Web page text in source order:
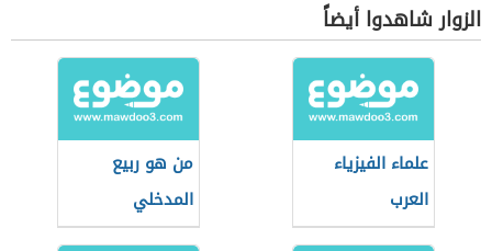
الزوار شاهدوا أيضاً
علماء الفيزياء
العرب
من هو ربيع
المدخلي